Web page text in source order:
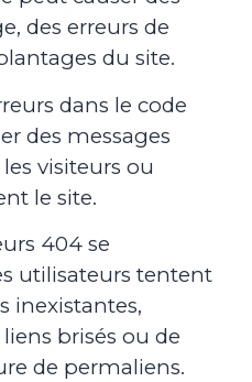
des erreurs de
du site.
dans le code
des messages
visiteurs ou
le site.
404 se
utilisateurs tentent
inexistantes,
brisés ou de
de permaliens.